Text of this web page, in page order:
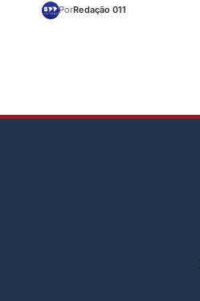
PorRedação 011